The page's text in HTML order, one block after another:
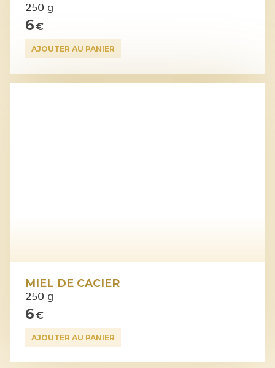
250 g
6€
AJOUTER AU PANIER
MIEL DE CACIER
250 g
6€
AJOUTER AU PANIER